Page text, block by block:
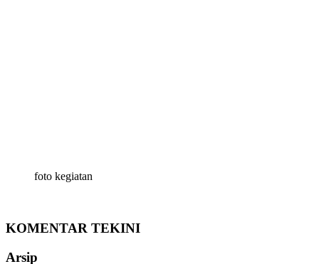
foto kegiatan
KOMENTAR TEKINI
Arsip